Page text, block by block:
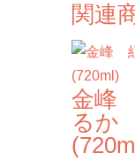
関連
金峰
るか